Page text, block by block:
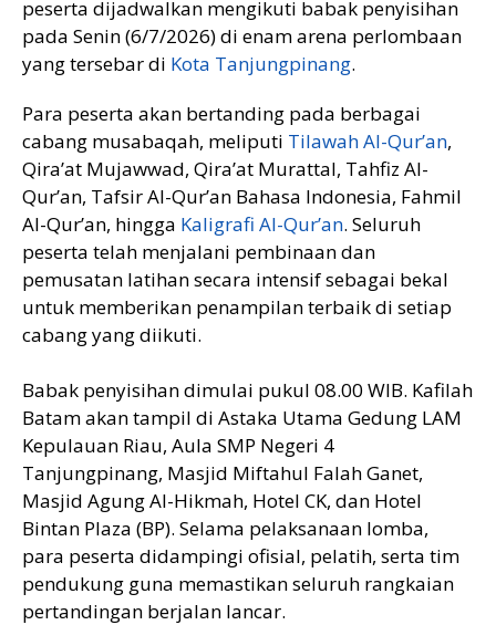
peserta dijadwalkan mengikuti babak penyisihan
pada Senin (6/7/2026) di enam arena perlombaan
yang tersebar di Kota Tanjungpinang.
Para peserta akan bertanding pada berbagai
cabang musabaqah, meliputi Tilawah Al-Qur’an,
Qira’at Mujawwad, Qira’at Murattal, Tahfiz Al-
Qur’an, Tafsir Al-Qur’an Bahasa Indonesia, Fahmil
Al-Qur’an, hingga Kaligrafi Al-Qur’an. Seluruh
peserta telah menjalani pembinaan dan
pemusatan latihan secara intensif sebagai bekal
untuk memberikan penampilan terbaik di setiap
cabang yang diikuti.
Babak penyisihan dimulai pukul 08.00 WIB. Kafilah
Batam akan tampil di Astaka Utama Gedung LAM
Kepulauan Riau, Aula SMP Negeri 4
Tanjungpinang, Masjid Miftahul Falah Ganet,
Masjid Agung Al-Hikmah, Hotel CK, dan Hotel
Bintan Plaza (BP). Selama pelaksanaan lomba,
para peserta didampingi ofisial, pelatih, serta tim
pendukung guna memastikan seluruh rangkaian
pertandingan berjalan lancar.